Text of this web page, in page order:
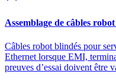
Assemblage de câbles
Câbles robot blindés pour
Ethernet lorsque EMI,
preuves d’essai doivent être